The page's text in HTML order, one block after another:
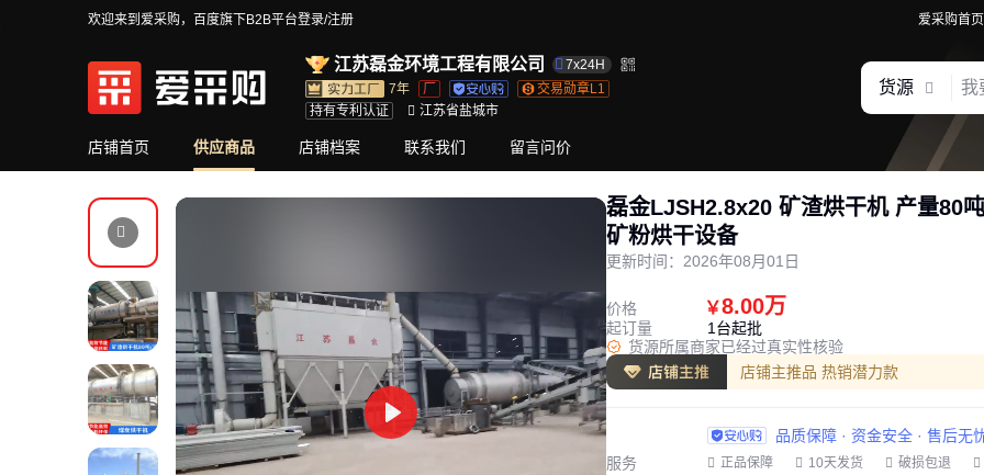
欢迎来到爱采购，百度旗下B2B平台登录/注册 爱采购首页
江苏磊金环境工程有限公司
7x24H
7年
厂
交易勋章L1
持有专利认证
江苏省盐城市
货源
店铺首页 供应商品 店铺档案 联系我们 留言问价
Play
磊金LJSH2.8x20 矿渣烘干机 产量80
矿粉烘干设备
更新时间： 2026年08月01日
价格 ￥8.00万
起订量
1台起批
货源所属商家已经过真实性核验
店铺主推品 热销潜力款
服务
品质保障 · 资金安全 · 售后无
正品保障 10天发货
破损包退